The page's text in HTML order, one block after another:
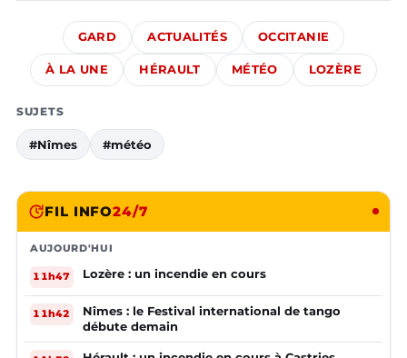
GARD ACTUALITÉS OCCITANIE
À LA UNE HÉRAULT MÉTÉO LOZÈRE
SUJETS
#Nîmes #météo
FIL INFO24/7
AUJOURD'HUI
11h47 Lozère : un incendie en cours
11h42
Nîmes : le Festival international de tango
débute demain